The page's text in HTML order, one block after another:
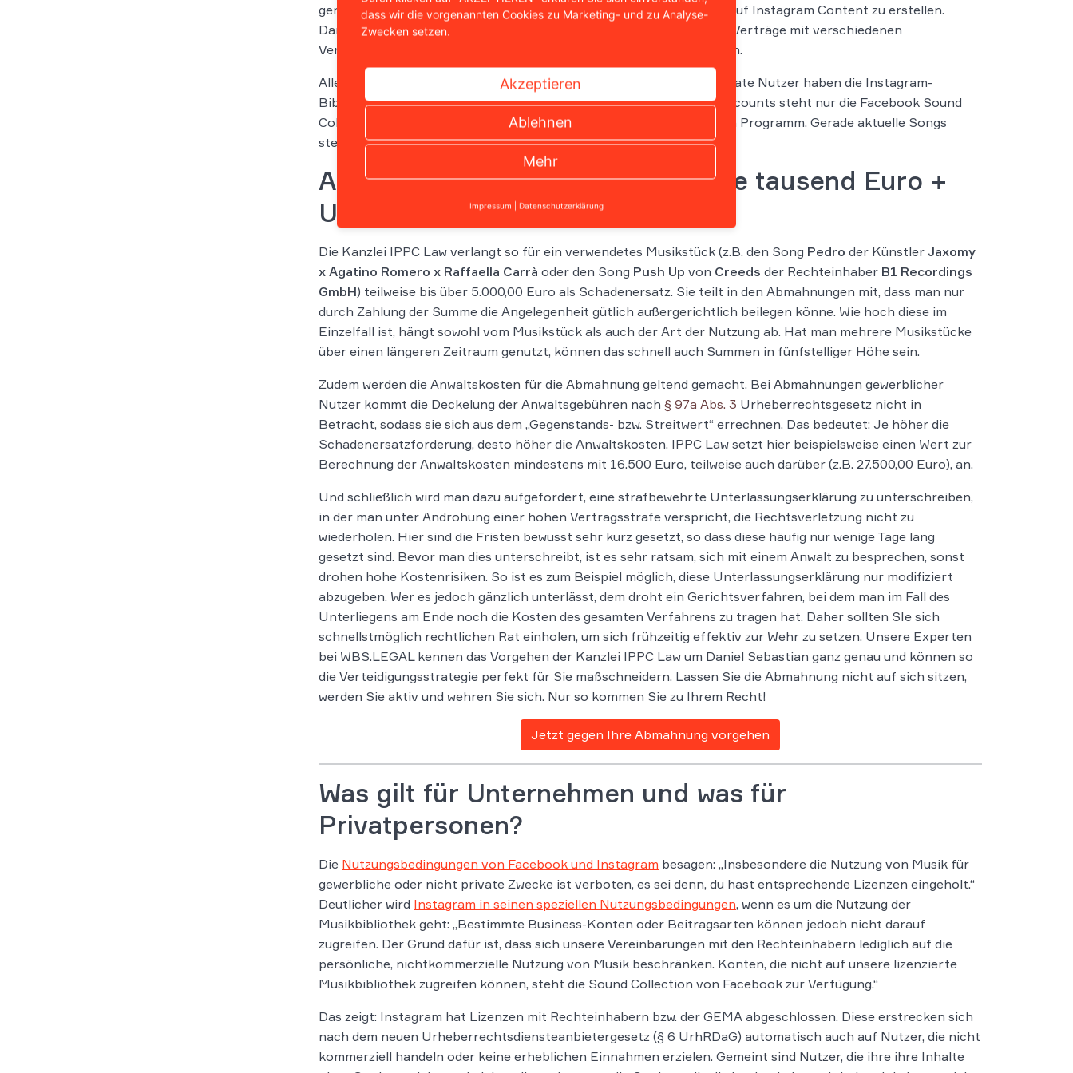
gerufen. Darin befinden sich Lieder, die benutzt werden können, um auf Instagram Content zu erstellen.
Damit diese Lieder auf Instagram benutzt werden können, hat Meta Verträge mit verschiedenen
Verwertungsgesellschaften wie beispielsweise der GEMA geschlossen.
Allerdings gibt es hier zwei unterschiedliche Musik-Bibliotheken: Private Nutzer haben die Instagram-
Bibliothek mit vielen aktuellen Hits zur Verfügung, Unternehmensaccounts steht nur die Facebook Sound
Collection zur Verfügung – mit einem deutlich weniger spektakulären Programm. Gerade aktuelle Songs
stehen den Unternehmen meist nicht zur Verfügung.
Abmahnkanzleien fordern mehrere tausend Euro +
Unterlassungserklärung
Die Kanzlei IPPC Law verlangt so für ein verwendetes Musikstück (z.B. den Song Pedro der Künstler Jaxomy
x Agatino Romero x Raffaella Carrà oder den Song Push Up von Creeds der Rechteinhaber B1 Recordings
GmbH) teilweise bis über 5.000,00 Euro als Schadenersatz. Sie teilt in den Abmahnungen mit, dass man nur
durch Zahlung der Summe die Angelegenheit gütlich außergerichtlich beilegen könne. Wie hoch diese im
Einzelfall ist, hängt sowohl vom Musikstück als auch der Art der Nutzung ab. Hat man mehrere Musikstücke
über einen längeren Zeitraum genutzt, können das schnell auch Summen in fünfstelliger Höhe sein.
Zudem werden die Anwaltskosten für die Abmahnung geltend gemacht. Bei Abmahnungen gewerblicher
Nutzer kommt die Deckelung der Anwaltsgebühren nach § 97a Abs. 3 Urheberrechtsgesetz nicht in
Betracht, sodass sie sich aus dem „Gegenstands- bzw. Streitwert“ errechnen. Das bedeutet: Je höher die
Schadenersatzforderung, desto höher die Anwaltskosten. IPPC Law setzt hier beispielsweise einen Wert zur
Berechnung der Anwaltskosten mindestens mit 16.500 Euro, teilweise auch darüber (z.B. 27.500,00 Euro), an.
Und schließlich wird man dazu aufgefordert, eine strafbewehrte Unterlassungserklärung zu unterschreiben,
in der man unter Androhung einer hohen Vertragsstrafe verspricht, die Rechtsverletzung nicht zu
wiederholen. Hier sind die Fristen bewusst sehr kurz gesetzt, so dass diese häufig nur wenige Tage lang
gesetzt sind. Bevor man dies unterschreibt, ist es sehr ratsam, sich mit einem Anwalt zu besprechen, sonst
drohen hohe Kostenrisiken. So ist es zum Beispiel möglich, diese Unterlassungserklärung nur modifiziert
abzugeben. Wer es jedoch gänzlich unterlässt, dem droht ein Gerichtsverfahren, bei dem man im Fall des
Unterliegens am Ende noch die Kosten des gesamten Verfahrens zu tragen hat. Daher sollten SIe sich
schnellstmöglich rechtlichen Rat einholen, um sich frühzeitig effektiv zur Wehr zu setzen. Unsere Experten
bei WBS.LEGAL kennen das Vorgehen der Kanzlei IPPC Law um Daniel Sebastian ganz genau und können so
die Verteidigungsstrategie perfekt für Sie maßschneidern. Lassen Sie die Abmahnung nicht auf sich sitzen,
werden Sie aktiv und wehren Sie sich. Nur so kommen Sie zu Ihrem Recht!
Jetzt gegen Ihre Abmahnung vorgehen
Was gilt für Unternehmen und was für
Privatpersonen?
Die Nutzungsbedingungen von Facebook und Instagram besagen: „Insbesondere die Nutzung von Musik für
gewerbliche oder nicht private Zwecke ist verboten, es sei denn, du hast entsprechende Lizenzen eingeholt.“
Deutlicher wird Instagram in seinen speziellen Nutzungsbedingungen, wenn es um die Nutzung der
Musikbibliothek geht: „Bestimmte Business-Konten oder Beitragsarten können jedoch nicht darauf
zugreifen. Der Grund dafür ist, dass sich unsere Vereinbarungen mit den Rechteinhabern lediglich auf die
persönliche, nichtkommerzielle Nutzung von Musik beschränken. Konten, die nicht auf unsere lizenzierte
Musikbibliothek zugreifen können, steht die Sound Collection von Facebook zur Verfügung.“
Das zeigt: Instagram hat Lizenzen mit Rechteinhabern bzw. der GEMA abgeschlossen. Diese erstrecken sich
nach dem neuen Urheberrechtsdiensteanbietergesetz (§ 6 UrhRDaG) automatisch auch auf Nutzer, die nicht
kommerziell handeln oder keine erheblichen Einnahmen erzielen. Gemeint sind Nutzer, die ihre ihre Inhalte
dass wir die vorgenannten Cookies zu Marketing- und zu Analyse-
Zwecken setzen.
Akzeptieren
Ablehnen
Mehr
Impressum Datenschutzerklärung